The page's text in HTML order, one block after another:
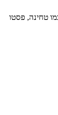
טחינה, פסטו